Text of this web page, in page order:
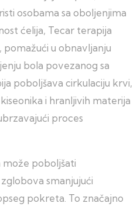
osobama sa oboljenjima
ćelija, Tecar terapija
u obnavljanju
bola povezanog sa
poboljšava cirkulaciju krvi,
i hranljivih materija
proces
može poboljšati
smanjujući
pokreta. To značajno